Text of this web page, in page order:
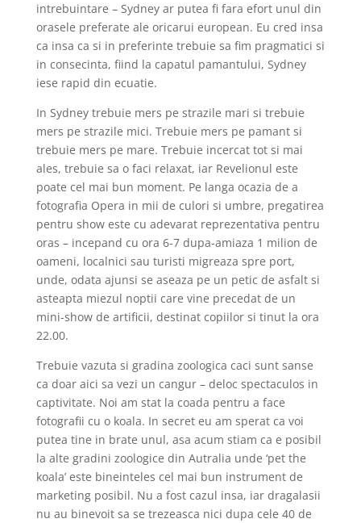
intrebuintare – Sydney ar putea fi fara efort unul din
orasele preferate ale oricarui european. Eu cred insa
ca insa ca si in preferinte trebuie sa fim pragmatici si
in consecinta, fiind la capatul pamantului, Sydney
iese rapid din ecuatie.
In Sydney trebuie mers pe strazile mari si trebuie
mers pe strazile mici. Trebuie mers pe pamant si
trebuie mers pe mare. Trebuie incercat tot si mai
ales, trebuie sa o faci relaxat, iar Revelionul este
poate cel mai bun moment. Pe langa ocazia de a
fotografia Opera in mii de culori si umbre, pregatirea
pentru show este cu adevarat reprezentativa pentru
oras – incepand cu ora 6-7 dupa-amiaza 1 milion de
oameni, localnici sau turisti migreaza spre port,
unde, odata ajunsi se aseaza pe un petic de asfalt si
asteapta miezul noptii care vine precedat de un
mini-show de artificii, destinat copiilor si tinut la ora
22.00.
Trebuie vazuta si gradina zoologica caci sunt sanse
ca doar aici sa vezi un cangur – deloc spectaculos in
captivitate. Noi am stat la coada pentru a face
fotografii cu o koala. In secret eu am sperat ca voi
putea tine in brate unul, asa acum stiam ca e posibil
la alte gradini zoologice din Autralia unde ‘pet the
koala’ este bineinteles cel mai bun instrument de
marketing posibil. Nu a fost cazul insa, iar dragalasii
nu au binevoit sa se trezeasca nici dupa cele 40 de